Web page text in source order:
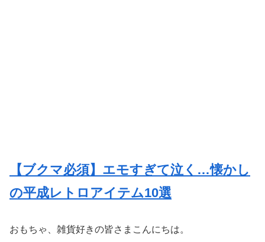
【ブクマ必須】エモすぎて泣く…懐かし
の平成レトロアイテム10選
おもちゃ、雑貨好きの皆さまこんにちは。